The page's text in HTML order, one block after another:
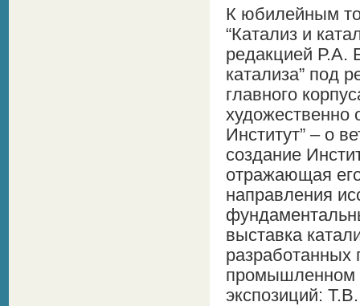
К юбилейным
“Катализ и
редакцией Р.А.
катализа” под
главного
художественно
Институт” – о
создание
отражающая
направления
выставка
разработанных
промышленном
экспозиций: